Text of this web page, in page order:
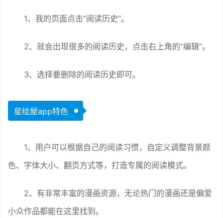
1、我的页面点击“阅读历史”。
2、就会出现很多的阅读历史，点击右上角的“编辑”。
3、选择要删除的阅读历史即可。
星绘屋app特色
1、用户可以根据自己的阅读习惯，自定义调整背景颜
色、字体大小、翻页方式等，打造专属的阅读模式。
2、有非常丰富的漫画资源，无论热门的漫画还是偏爱
小众作品都能在这里找到。